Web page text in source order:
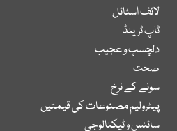
لائف اسٹائل
ٹاپ ٹرینڈ
دلچسپ و عجیب
صحت
سونے کے نرخ
پیٹرولیم مصنوعات کی قیمتیں
سائنس و ٹیکنالوجی